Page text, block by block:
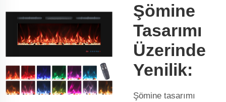
Şömine
Tasarımı
Üzerinde
Yenilik:
Şömine tasarımı